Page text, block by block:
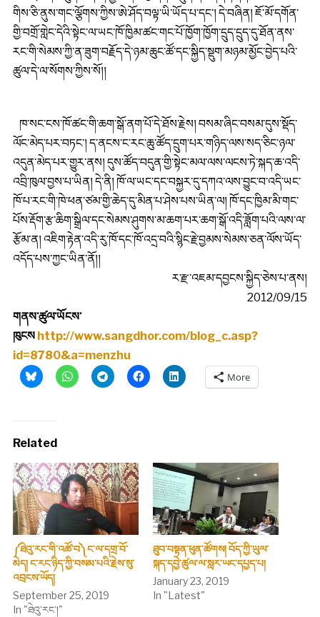
གིས་ཅི་ནུས་གང་ལྕོགས་ཀྱིས་ཨེ་ཤོད་བལྟ་ཡི་ཡོད་པ་དང་། དེ་བཞིན། ཇོ་མོ་དགོན་
གྱི་བགྲོ་གླེང་དེའི་སྟེང་ལ་ཡང་ཁོ་ཁྱིམ་ཚང་གང་པོ་ཁྱོག་ཁྱོག་དྲུད་དྲུད་དུ་ཐོན་ནས་
རང་གི་སེམས་ཀྱི་ན་ཟུག་བརྗོད་དེ་ཉམ་ཆུང་ཚོ་དང་སྐྱིད་སྡུག་མཉམ་མྱོང་བྱེད་པའི་
ཚུལ་དེ་ལ་སོགས་ཀྱིས་སོ།།
ཁ་སང་ངས་ཁོ་ཚང་གི་ཆག་སྒོ་ནག་པོ་དེ་ཐོས་རྗེས། བསམ་ཞིང་བསམ་དུས་སྡོད་
ལོང་མེད་པར་བཏང་། ད་ནངས་ང་རང་ཆུ་ཚོད་དྲུག་པར་གཉིད་ལས་སད་ཅིང་ཉལ་
འདུན་མེད་པར་གྱུར་ནས། དུས་ཚོད་བདུན་གྱི་སྟེང་མལ་ལས་ལངས་ཏེ་སྐད་ཆ་འདི་
འབྲི་ཁུལ་བྱས་པ་ཡིན། དེ་ནི། ཁོ་ལ་ཡང་དང་བསྐྱར་དུ་དཀའ་ལས་བྱུང་བ་འདི་ཡང་
ཁོ་པ་རང་གི་ཁེ་ཕན་ཙམ་གྱི་ཆེད་དུ་མིན་པ་ཤེས་པས་ཡིན་ལ། ཁོ་དང་ཁྱིམ་མི་གང་
པོས་རྡོག་རྩ་ཆིག་སྒྲིལ་དང་སེམས་ཤུགས་མ་ཆག་པར་ཆག་སྒོ་འདི་ཟློག་པའི་ལས་ལ་
རྩོམ་ན། འཇིག་རྟེན་འདི་རུ་ཁོ་དང་ཁོ་འདྲ་བའི་སྙིང་རྗེ་བྱམས་སེམས་ཅན་ལོས་ཡོད་
འདོད་པས་ཀྱང་ཡིན་ནོ།།
ར་རྫ་འཇམ་དབྱངས་སྐྱིད་ཅེས་པ་ནས།
2012/09/15
གནས་ཚུལ་ཡོངས་
ཁུངས http://www.sangdhor.com/blog_c.asp?
id=8780&a=menzhu
More
Related
༼ཐེའུ་རང་གི་འཚོ་བ༽ང་ལ་དགྲ་བོ་
མེད། ང་རང་ཉིད་ཀྱི་བསམ་པའི་རྗེས་སུ་
འབྲངས་ཡོད།
September 25, 2019
In "ཐེའུ་རང་།"
ཐུབ་བསྟན་ཕུན་ཚོགས། བོད་ཀྱི་ཡུལ་
སྐད་དབྱེ་ཚུལ་ལ་སླར་ཡང་དཔྱད་པ།
January 23, 2019
In "Latest"